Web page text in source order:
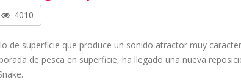
4010
de superficie que produce un sonido atractor muy
de pesca en superficie, ha llegado una nueva